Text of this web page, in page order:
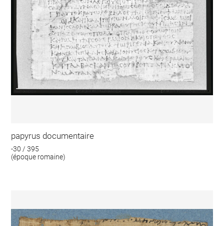
papyrus documentaire
-30 / 395
(époque romaine)